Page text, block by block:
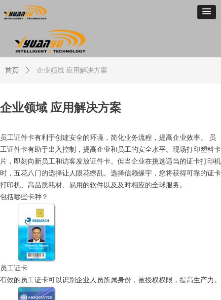
企业领域 应用解决方案
员工证件卡有利于创建安全的环境，简化业务流程，提高企业效率。 员
工证件卡有助于出入控制，提高企业和员工的安全水平。现场打印塑料卡
片，即刻向新员工和访客发放证件卡。但当企业在挑选适当的证卡打印机
时，五花八门的选择让人眼花缭乱。选择信赖缘宇，您将获得可靠的证卡
打印机、高品质耗材、易用的软件以及及时相应的全球服务。
包括哪些卡种？
员工证卡
有效的员工证卡可以识别企业人员所属身份，被授权权限，提高生产力。
首页 ꄲ 企业领域 应用解决方案